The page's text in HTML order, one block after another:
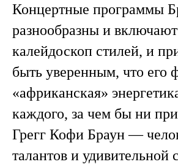
Концертные программы
разнообразны и
калейдоскоп стилей, и
быть уверенным, что его
«африканская»
каждого, за чем бы ни
Грегг Кофи Браун —
талантов и удивительной